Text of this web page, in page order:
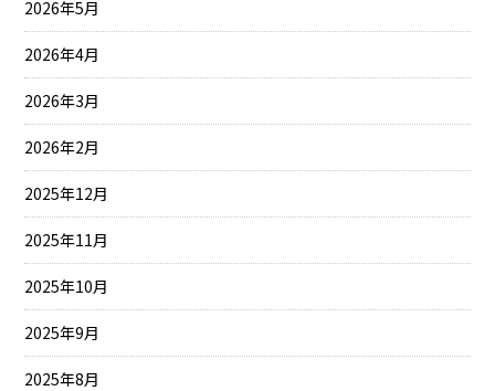
2026年5月
2026年4月
2026年3月
2026年2月
2025年12月
2025年11月
2025年10月
2025年9月
2025年8月